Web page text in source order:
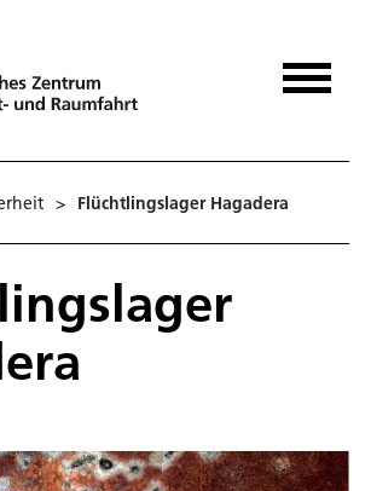
> Flüchtlingslager Hagadera